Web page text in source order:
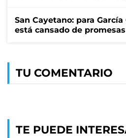
San Cayetano: para
está cansado de
TU COMENTARIO
TE PUEDE